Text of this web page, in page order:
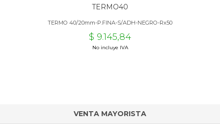
TERMO40
TERMO 40/20mm-P.FINA-S/ADH-NEGRO-Rx50
$ 9.145,84
No incluye IVA
VENTA MAYORISTA